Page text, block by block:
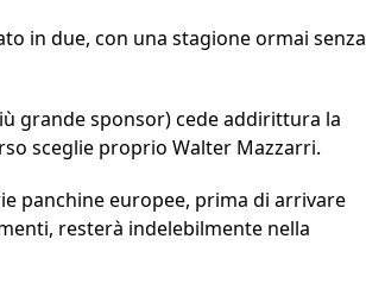
in due, con una stagione ormai senza
grande sponsor) cede addirittura la
sceglie proprio Walter Mazzarri.
panchine europee, prima di arrivare
resterà indelebilmente nella